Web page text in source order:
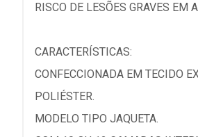
RISCO DE LESÕES GRAVES EM
CARACTERÍSTICAS:
CONFECCIONADA EM TECIDO
POLIÉSTER.
MODELO TIPO JAQUETA.